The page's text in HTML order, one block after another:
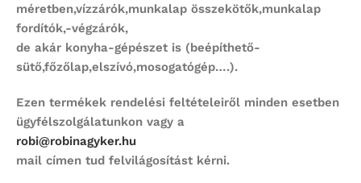
méretben,vízzárók,munkalap összekötők,munkalap
fordítók,-végzárók,
de akár konyha-gépészet is (beépíthető-
sütő,főzőlap,elszívó,mosogatógép….).
Ezen termékek rendelési feltételeiről minden esetben
ügyfélszolgálatunkon vagy a
robi@robinagyker.hu
mail címen tud felvilágosítást kérni.